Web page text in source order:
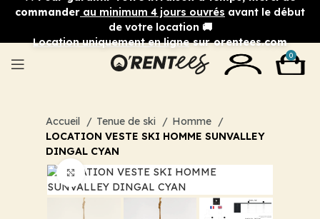
commander au minimum 4 jours ouvrés avant le début
de votre location 🚚
Location uniquement en lignesur orentees.com
0
Accueil Tenue de ski
Homme
LOCATION VESTE SKI HOMME SUNVALLEY
DINGAL CYAN
Cliquez pour agrandir